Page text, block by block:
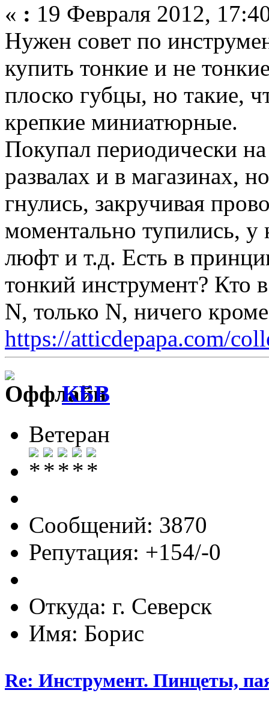
« : 19 Февраля 2012,
Нужен совет по
купить тонкие и не
плоско губцы, но такие,
крепкие миниатюрные.
Покупал периодически
развалах и в магазинах,
гнулись, закручивая
моментально тупились, у
люфт и т.д. Есть в
тонкий инструмент? Кто
N, только N, ничего
https://atticdepapa.com/
КБВ
Ветеран
Сообщений: 3870
Репутация: +154/-0
Откуда: г. Северск
Имя: Борис
Re: Инструмент. Пинцеты,